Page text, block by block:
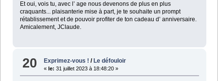
Et oui, vois tu, avec l’ age nous devenons de plus en plus
craquants... plaisanterie mise à part, je te souhaite un prompt
rétablissement et de pouvoir profiter de ton cadeau d’ anniversaire.
Amicalement, JClaude.
20 Exprimez-vous ! /Le défouloir
«le: 31 juillet 2023 à 18:48:20 »